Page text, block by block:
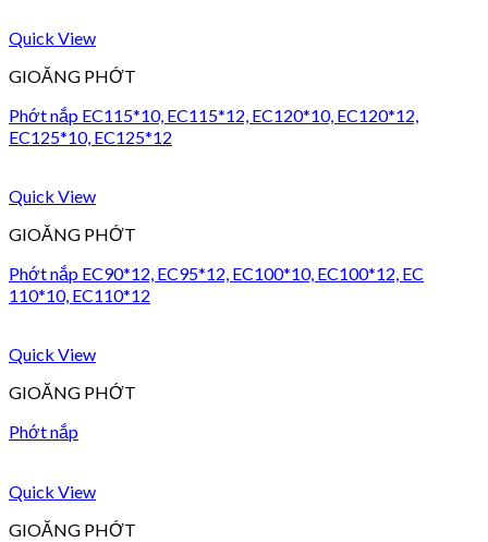
Quick View
GIOĂNG PHỚT
Phớt nắp EC115*10, EC115*12, EC120*10, EC120*12,
EC125*10, EC125*12
Quick View
GIOĂNG PHỚT
Phớt nắp EC90*12, EC95*12, EC100*10, EC100*12, EC
110*10, EC110*12
Quick View
GIOĂNG PHỚT
Phớt nắp
Quick View
GIOĂNG PHỚT